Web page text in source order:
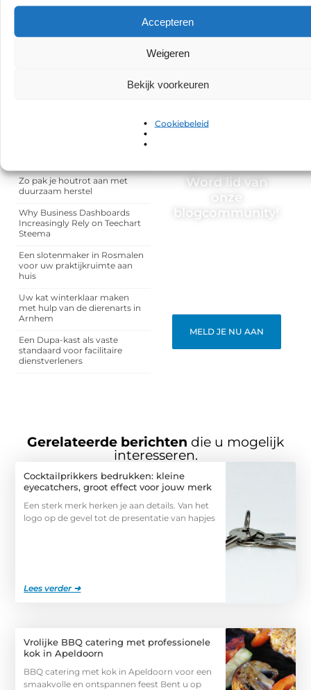
Accepteren
Weigeren
Bekijk voorkeuren
Cookiebeleid
Contentontwikkelaar
RECENTE BERICHTEN
Minder gedoe met water in de
Zo pak je houtrot aan met
duurzaam herstel
Why Business Dashboards
Increasingly Rely on Teechart
Steema
Een slotenmaker in Rosmalen
voor uw praktijkruimte aan
huis
Uw kat winterklaar maken
met hulp van de dierenarts in
Arnhem
Een Dupa-kast als vaste
standaard voor facilitaire
dienstverleners
Word lid van
onze
blogcommunity!
MELD JE NU AAN
Gerelateerde berichten die u mogelijk
interesseren.
Cocktailprikkers bedrukken: kleine
eyecatchers, groot effect voor jouw merk
Een sterk merk herken je aan details. Van het
logo op de gevel tot de presentatie van hapjes
Lees verder ➜
Vrolijke BBQ catering met professionele
kok in Apeldoorn
BBQ catering met kok in Apeldoorn voor een
smaakvolle en ontspannen feest Bent u op